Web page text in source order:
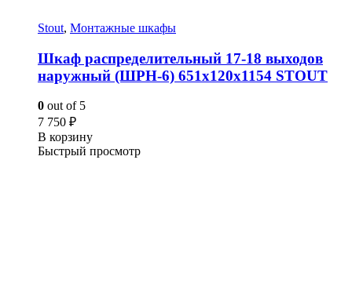
Stout, Монтажные шкафы
Шкаф распределительный 17-18 выходов
наружный (ШРН-6) 651х120х1154 STOUT
0 out of 5
7 750 ₽
В корзину
Быстрый просмотр